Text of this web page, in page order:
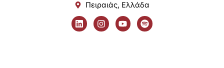
Πειραιάς, Ελλάδα
L
i
n
I
n
s
Y
o
u
S
p
o